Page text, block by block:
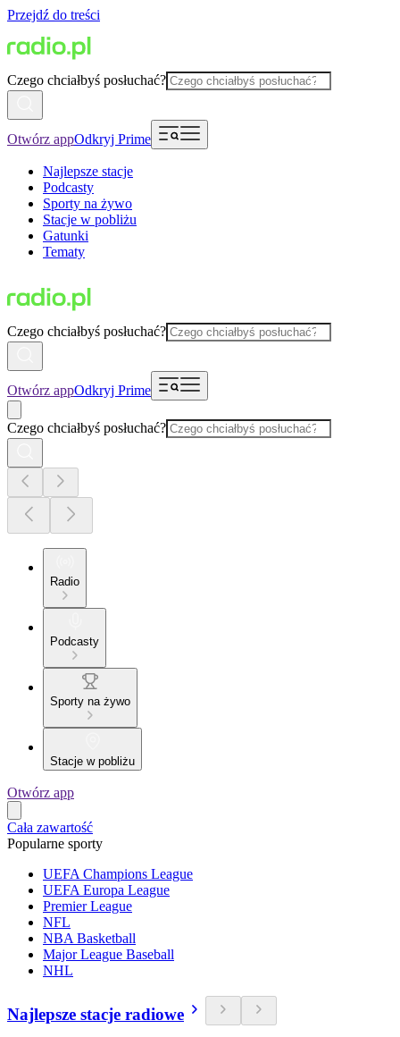
Przejdź do treści
Czego chciałbyś posłuchać?
Otwórz appOdkryj Prime
Najlepsze stacje
Podcasty
Sporty na żywo
Stacje w pobliżu
Gatunki
Tematy
Czego chciałbyś posłuchać?
Otwórz appOdkryj Prime
Czego chciałbyś posłuchać?
Radio
Podcasty
Sporty na żywo
Stacje w pobliżu
Otwórz app
Cała zawartość
Popularne sporty
UEFA Champions League
UEFA Europa League
Premier League
NFL
NBA Basketball
Major League Baseball
NHL
Najlepsze stacje radiowe